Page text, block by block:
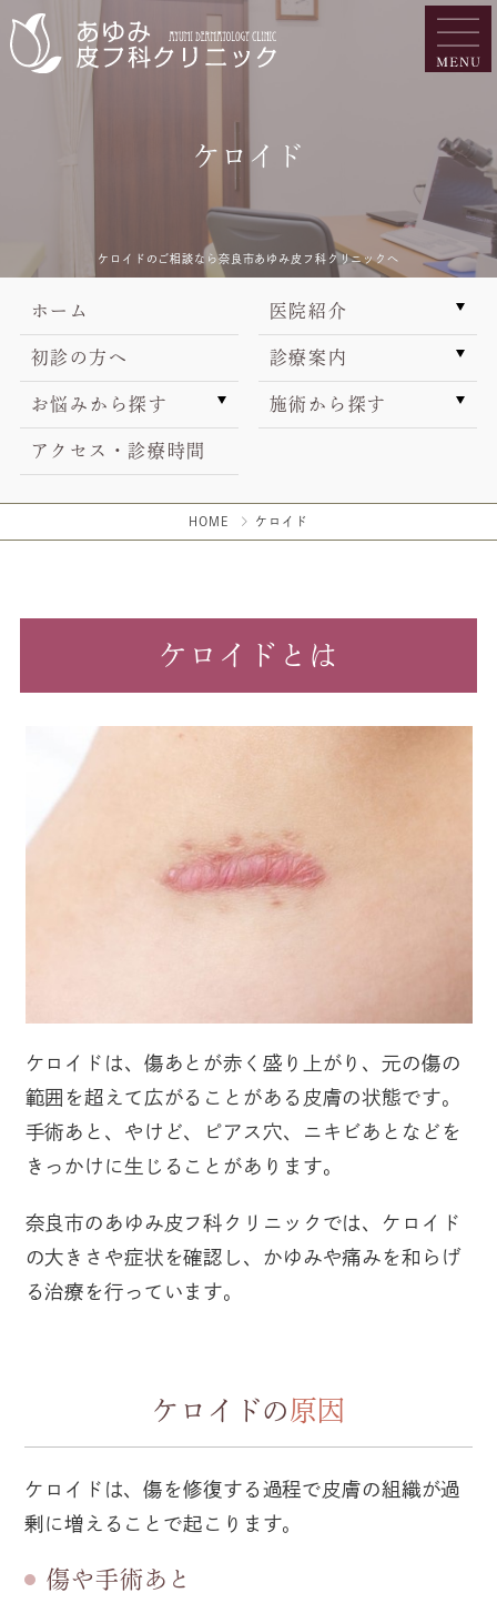
ケロイド
ケロイドのご相談なら奈良市あゆみ皮フ科クリニックへ
ホーム 医院紹介
初診の方へ 診療案内
お悩みから探す 施術から探す
アクセス・診療時間
HOME ケロイド
ケロイドとは
ケロイドは、傷あとが赤く盛り上がり、元の傷の
範囲を超えて広がることがある皮膚の状態です。
手術あと、やけど、ピアス穴、ニキビあとなどを
きっかけに生じることがあります。
奈良市のあゆみ皮フ科クリニックでは、ケロイド
の大きさや症状を確認し、かゆみや痛みを和らげ
る治療を行っています。
ケロイドの 原因
ケロイドは、傷を修復する過程で皮膚の組織が過
剰に増えることで起こります。
傷や手術あと